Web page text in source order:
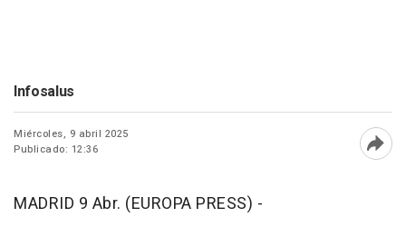
Infosalus
Miércoles, 9 abril 2025
Publicado: 12:36
MADRID 9 Abr. (EUROPA PRESS) -